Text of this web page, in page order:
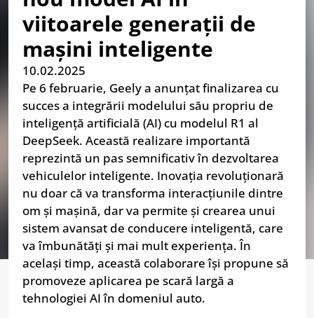
viitoarele generații de
mașini inteligente
10.02.2025
Pe 6 februarie, Geely a anunțat finalizarea cu
succes a integrării modelului său propriu de
inteligență artificială (AI) cu modelul R1 al
DeepSeek. Această realizare importantă
reprezintă un pas semnificativ în dezvoltarea
vehiculelor inteligente. Inovația revoluționară
nu doar că va transforma interacțiunile dintre
om și mașină, dar va permite și crearea unui
sistem avansat de conducere inteligentă, care
va îmbunătăți și mai mult experiența. În
același timp, această colaborare își propune să
promoveze aplicarea pe scară largă a
tehnologiei AI în domeniul auto.